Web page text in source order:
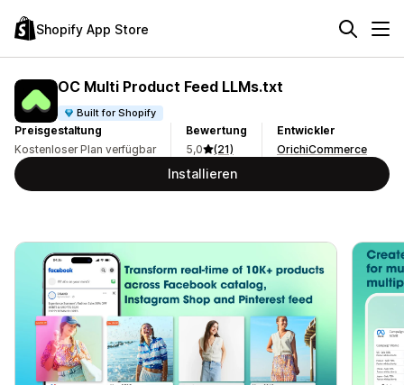
Shopify App Store
OC Multi Product Feed LLMs.txt
Built for Shopify
Preisgestaltung
Kostenloser Plan verfügbar
Bewertung
5,0
(21)
Entwickler
OrichiCommerce
Installieren